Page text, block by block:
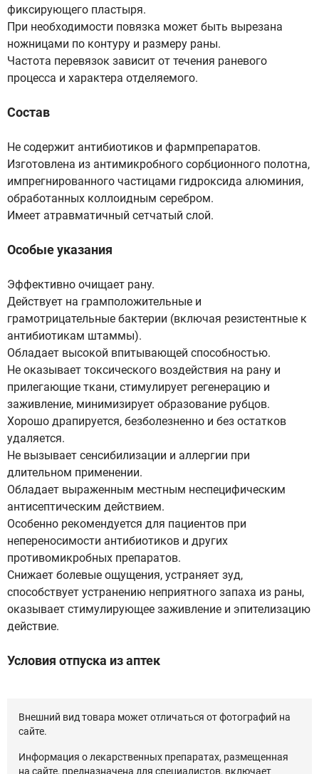
фиксирующего пластыря.
При необходимости повязка может быть вырезана
ножницами по контуру и размеру раны.
Частота перевязок зависит от течения раневого
процесса и характера отделяемого.
Состав
Не содержит антибиотиков и фармпрепаратов.
Изготовлена из антимикробного сорбционного полотна,
импрегнированного частицами гидроксида алюминия,
обработанных коллоидным серебром.
Имеет атравматичный сетчатый слой.
Особые указания
Эффективно очищает рану.
Действует на грамположительные и
грамотрицательные бактерии (включая резистентные к
антибиотикам штаммы).
Обладает высокой впитывающей способностью.
Не оказывает токсического воздействия на рану и
прилегающие ткани, стимулирует регенерацию и
заживление, минимизирует образование рубцов.
Хорошо драпируется, безболезненно и без остатков
удаляется.
Не вызывает сенсибилизации и аллергии при
длительном применении.
Обладает выраженным местным неспецифическим
антисептическим действием.
Особенно рекомендуется для пациентов при
непереносимости антибиотиков и других
противомикробных препаратов.
Снижает болевые ощущения, устраняет зуд,
способствует устранению неприятного запаха из раны,
оказывает стимулирующее заживление и эпителизацию
действие.
Условия отпуска из аптек
Внешний вид товара может отличаться от фотографий на
сайте.
Информация о лекарственных препаратах, размещенная
на сайте, предназначена для специалистов, включает